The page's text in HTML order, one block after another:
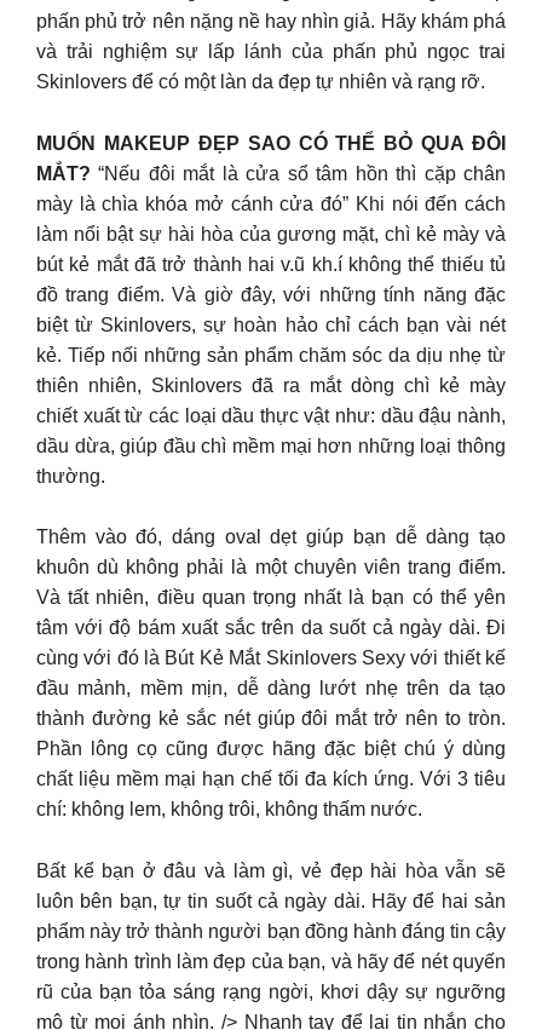
phấn phủ trở nên nặng nề hay nhìn giả. Hãy khám phá
và trải nghiệm sự lấp lánh của phấn phủ ngọc trai
Skinlovers để có một làn da đẹp tự nhiên và rạng rỡ.
MUỐN MAKEUP ĐẸP SAO CÓ THỂ BỎ QUA ĐÔI
MẮT? “Nếu đôi mắt là cửa sổ tâm hồn thì cặp chân
mày là chìa khóa mở cánh cửa đó” Khi nói đến cách
làm nổi bật sự hài hòa của gương mặt, chì kẻ mày và
bút kẻ mắt đã trở thành hai v.ũ kh.í không thể thiếu tủ
đồ trang điểm. Và giờ đây, với những tính năng đặc
biệt từ Skinlovers, sự hoàn hảo chỉ cách bạn vài nét
kẻ. Tiếp nối những sản phẩm chăm sóc da dịu nhẹ từ
thiên nhiên, Skinlovers đã ra mắt dòng chì kẻ mày
chiết xuất từ các loại dầu thực vật như: dầu đậu nành,
dầu dừa, giúp đầu chì mềm mại hơn những loại thông
thường.
Thêm vào đó, dáng oval dẹt giúp bạn dễ dàng tạo
khuôn dù không phải là một chuyên viên trang điểm.
Và tất nhiên, điều quan trọng nhất là bạn có thể yên
tâm với độ bám xuất sắc trên da suốt cả ngày dài. Đi
cùng với đó là Bút Kẻ Mắt Skinlovers Sexy với thiết kế
đầu mảnh, mềm mịn, dễ dàng lướt nhẹ trên da tạo
thành đường kẻ sắc nét giúp đôi mắt trở nên to tròn.
Phần lông cọ cũng được hãng đặc biệt chú ý dùng
chất liệu mềm mại hạn chế tối đa kích ứng. Với 3 tiêu
chí: không lem, không trôi, không thấm nước.
Bất kể bạn ở đâu và làm gì, vẻ đẹp hài hòa vẫn sẽ
luôn bên bạn, tự tin suốt cả ngày dài. Hãy để hai sản
phẩm này trở thành người bạn đồng hành đáng tin cậy
trong hành trình làm đẹp của bạn, và hãy để nét quyến
rũ của bạn tỏa sáng rạng ngời, khơi dậy sự ngưỡng
mộ từ mọi ánh nhìn. /> Nhanh tay để lại tin nhắn cho